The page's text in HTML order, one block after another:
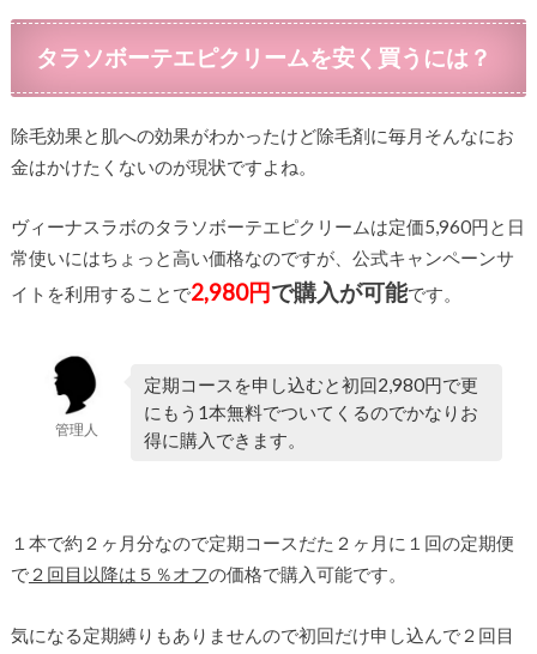
タラソボーテエピクリームを安く買うには？
除毛効果と肌への効果がわかったけど除毛剤に毎月そんなにお
金はかけたくないのが現状ですよね。
ヴィーナスラボのタラソボーテエピクリームは定価5,960円と日
常使いにはちょっと高い価格なのですが、公式キャンペーンサ
イトを利用することで2,980円で購入が可能です。
管理人
定期コースを申し込むと初回2,980円で更
にもう1本無料でついてくるのでかなりお
得に購入できます。
１本で約２ヶ月分なので定期コースだた２ヶ月に１回の定期便
で２回目以降は５％オフの価格で購入可能です。
気になる定期縛りもありませんので初回だけ申し込んで２回目